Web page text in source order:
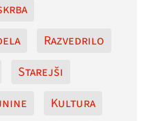
Razvedrilo
Starejši
Kultura